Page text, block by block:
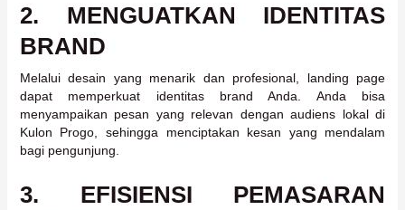
2. MENGUATKAN IDENTITAS
BRAND
Melalui desain yang menarik dan profesional, landing page
dapat memperkuat identitas brand Anda. Anda bisa
menyampaikan pesan yang relevan dengan audiens lokal di
Kulon Progo, sehingga menciptakan kesan yang mendalam
bagi pengunjung.
3. EFISIENSI PEMASARAN